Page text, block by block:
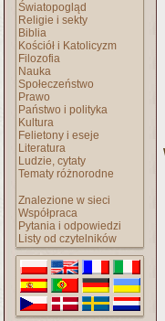
Światopogląd
Religie i sekty
Biblia
Kościół i Katolicyzm
Filozofia
Nauka
Społeczeństwo
Prawo
Państwo i polityka
Kultura
Felietony i eseje
Literatura
Ludzie, cytaty
Tematy różnorodne
Znalezione w sieci
Współpraca
Pytania i odpowiedzi
Listy od czytelników